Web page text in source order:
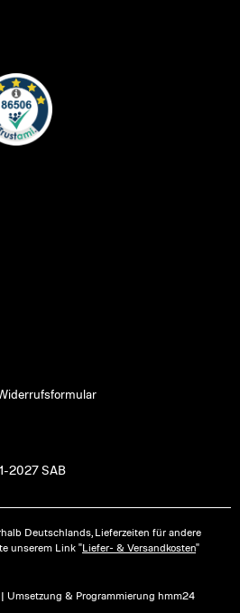
2027 SAB
Deutschlands, Lieferzeiten für andere
unserem Link "Liefer- & Versandkosten"
Umsetzung & Programmierung hmm24